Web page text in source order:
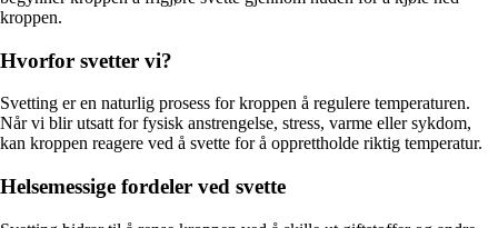
kroppen.
Hvorfor svetter vi?
Svetting er en naturlig prosess for kroppen å regulere temperaturen.
Når vi blir utsatt for fysisk anstrengelse, stress, varme eller sykdom,
kan kroppen reagere ved å svette for å opprettholde riktig temperatur.
Helsemessige fordeler ved svette